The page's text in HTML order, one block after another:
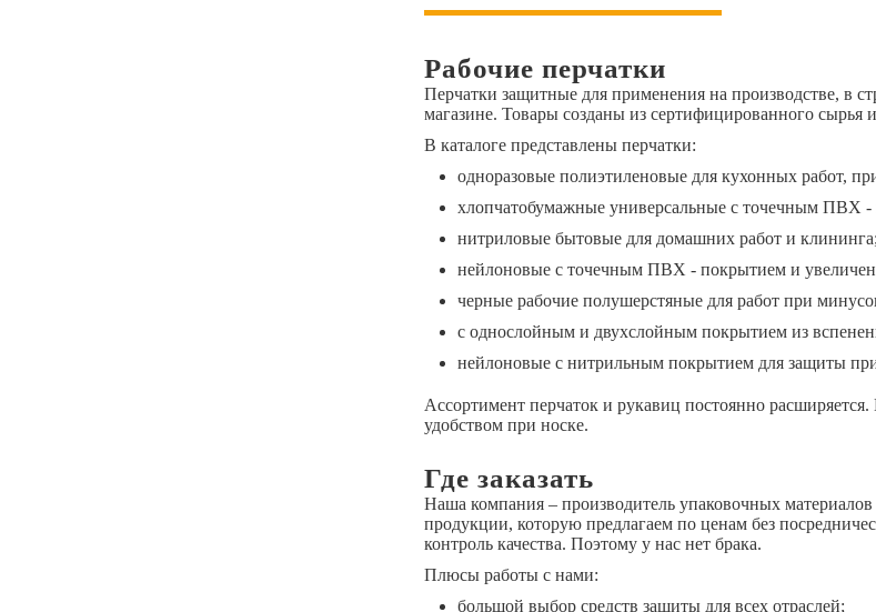
Рабочие перчатки
Перчатки защитные для применения на производстве, в
магазине. Товары созданы из сертифицированного
В каталоге представлены перчатки:
одноразовые полиэтиленовые для кухонных работ,
хлопчатобумажные универсальные с точечным ПВХ
нитриловые бытовые для домашних работ и клининга;
нейлоновые с точечным ПВХ - покрытием и
черные рабочие полушерстяные для работ при
с однослойным и двухслойным покрытием из
нейлоновые с нитрильным покрытием для защиты
Ассортимент перчаток и рукавиц постоянно
удобством при носке.
Где заказать
Наша компания – производитель упаковочных
продукции, которую предлагаем по ценам без
контроль качества. Поэтому у нас нет брака.
Плюсы работы с нами:
большой выбор средств защиты для всех отраслей;